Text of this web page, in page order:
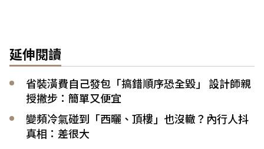
延伸閱讀
省裝潢費自己發包「搞錯順序恐全毀」 設計師親
授撇步：簡單又便宜
變頻冷氣碰到「西曬、頂樓」也沒轍？內行人抖
真相：差很大